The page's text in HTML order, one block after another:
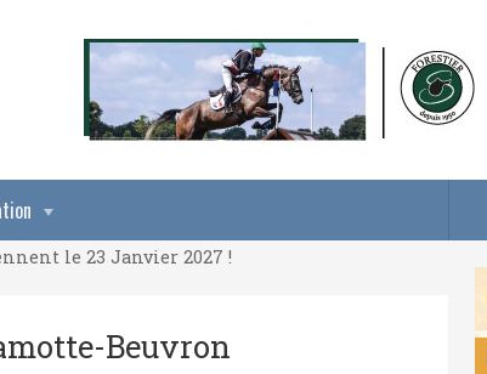
le 23 Janvier 2027 !
le 23 Janvier 2027 !
Beuvron